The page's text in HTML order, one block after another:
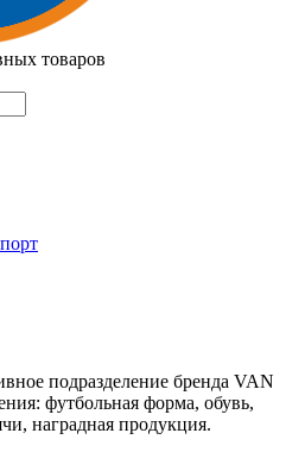
товаров
подразделение бренда VAN
футбольная форма, обувь,
наградная продукция.